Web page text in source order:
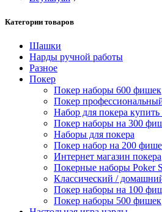
Категории товаров
Шашки
Нарды ручной работы
Разное
Покер
Покер наборы 600 фишек
Покер
Набор для покера
Покер наборы на 300
Наборы для покера
Покер набор на 200
Интернет магазин покера
Покерные наборы Poker
Классический /
Покер наборы на 100
Покер наборы 500 фишек